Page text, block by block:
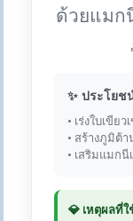
ด้วยแมก
✨ ประโยช
• เร่งใบเขีย
• สร้างภูมิต้
• เสริมแมก
💎 เหตุผลที่